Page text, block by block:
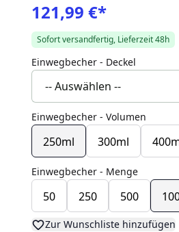
121,99 €*
Sofort versandfertig, Lieferzeit 48h
Einwegbecher - Deckel
Einwegbecher - Volumen
250ml 300ml
Einwegbecher - Menge
50 250 500
Zur Wunschliste hinzufügen